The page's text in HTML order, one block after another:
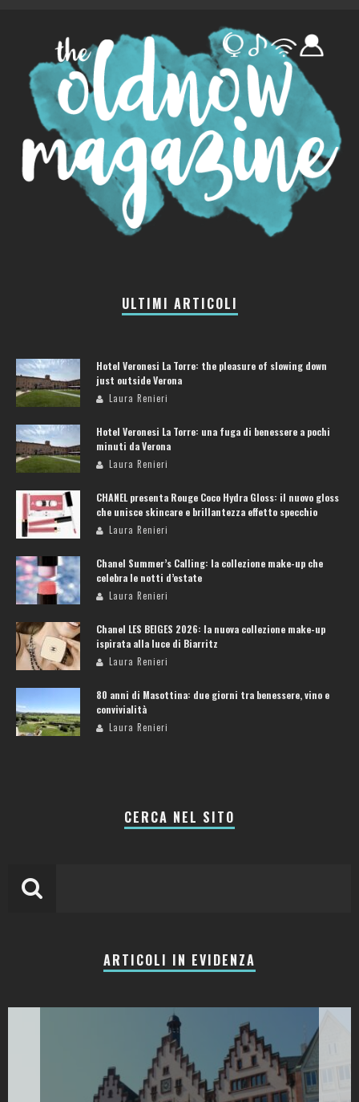
ULTIMI ARTICOLI
Hotel Veronesi La Torre: the pleasure of slowing down
just outside Verona
Laura Renieri
Hotel Veronesi La Torre: una fuga di benessere a pochi
minuti da Verona
Laura Renieri
CHANEL presenta Rouge Coco Hydra Gloss: il nuovo gloss
che unisce skincare e brillantezza effetto specchio
Laura Renieri
Chanel Summer’s Calling: la collezione make-up che
celebra le notti d’estate
Laura Renieri
Chanel LES BEIGES 2026: la nuova collezione make-up
ispirata alla luce di Biarritz
Laura Renieri
80 anni di Masottina: due giorni tra benessere, vino e
convivialità
Laura Renieri
CERCA NEL SITO
ARTICOLI IN EVIDENZA